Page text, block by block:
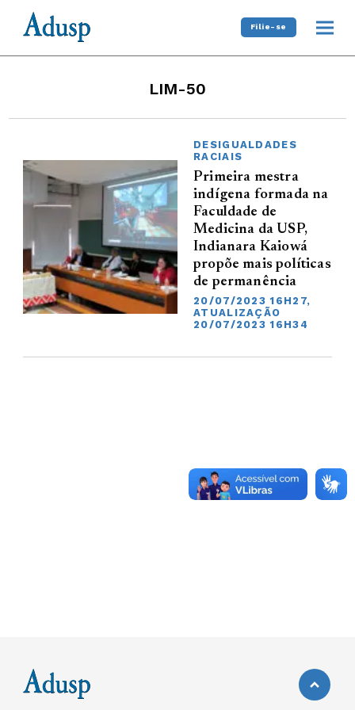
Filie-se
LIM-50
DESIGUALDADES
RACIAIS
Primeira mestra
indígena formada na
Faculdade de
Medicina da USP,
Indianara Kaiowá
propõe mais políticas
de permanência
20/07/2023 16H27,
ATUALIZAÇÃO
20/07/2023 16H34